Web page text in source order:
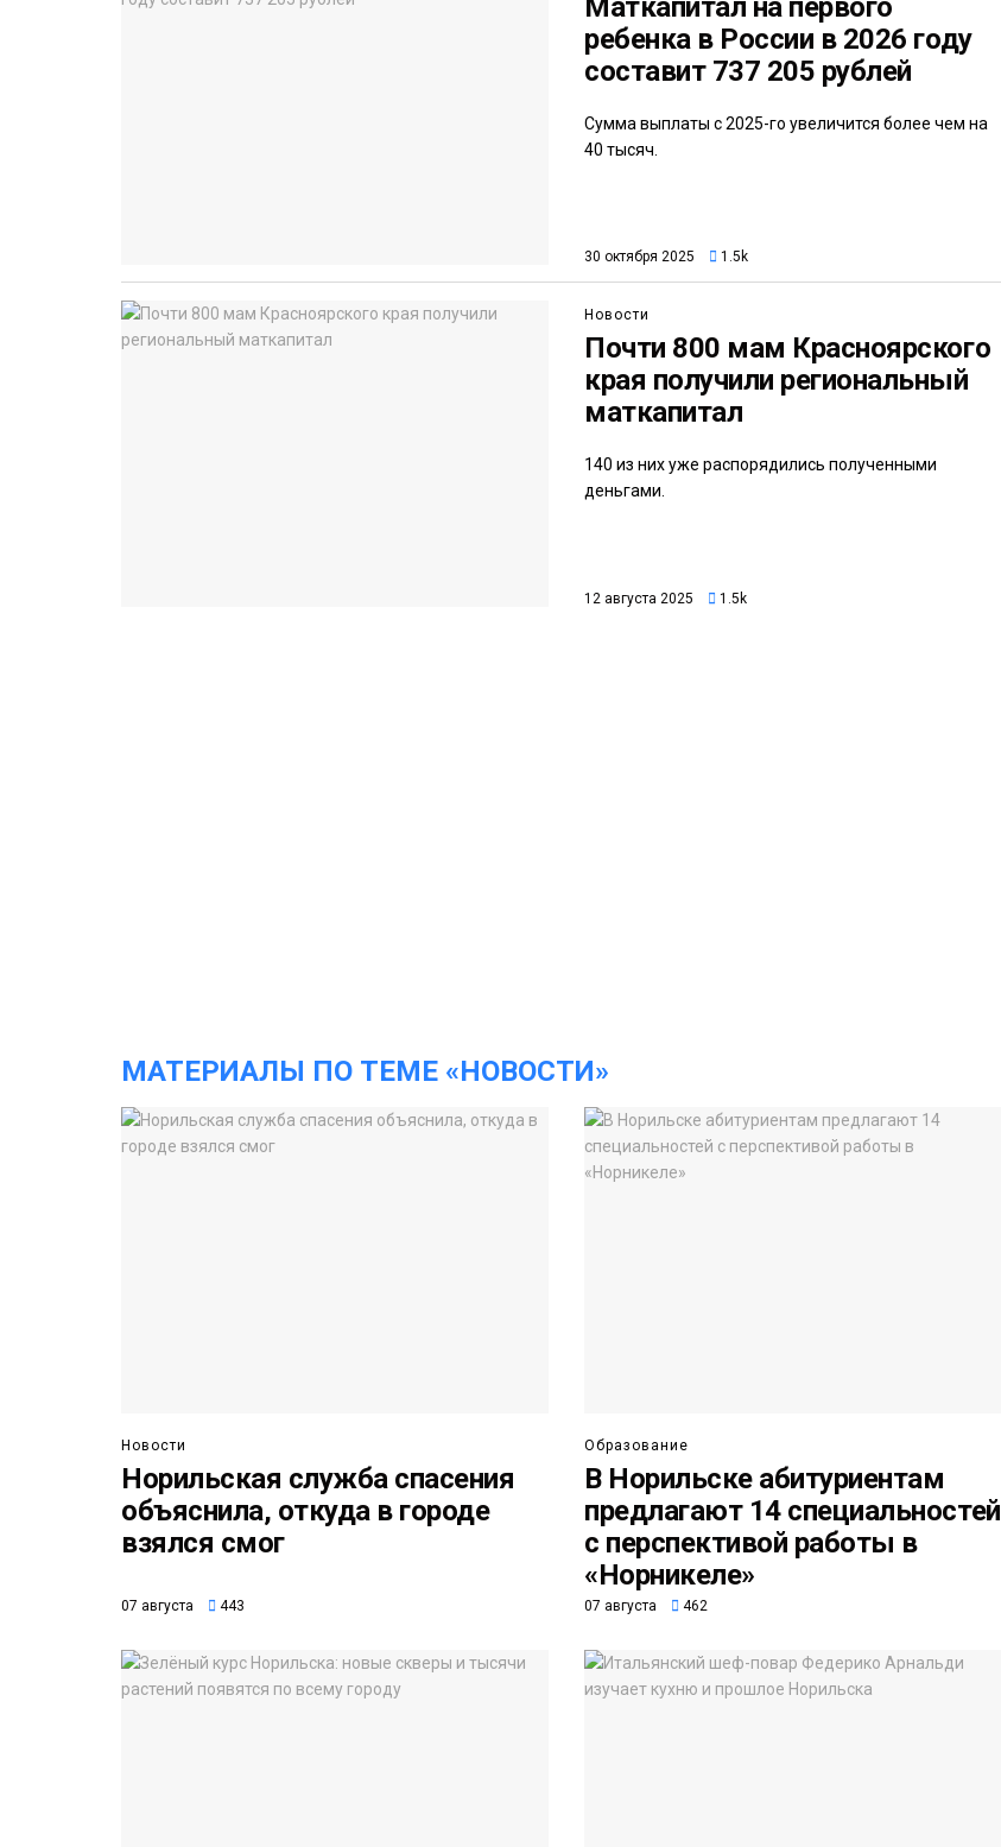
Маткапитал на первого
ребенка в России в 2026 году
составит 737 205 рублей
Сумма выплаты с 2025-го увеличится более чем на
40 тысяч.
30 октября 2025 1.5k
Новости
Почти 800 мам Красноярского
края получили региональный
маткапитал
140 из них уже распорядились полученными
деньгами.
12 августа 2025 1.5k
МАТЕРИАЛЫ ПО ТЕМЕ «НОВОСТИ»
Новости
Норильская служба спасения
объяснила, откуда в городе
взялся смог
07 августа 443
Образование
В Норильске абитуриентам
предлагают 14 специальностей
с перспективой работы в
«Норникеле»
07 августа 462